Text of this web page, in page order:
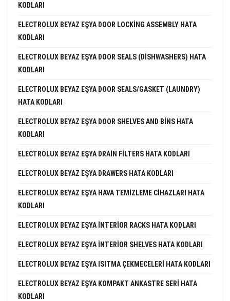
KODLARI
ELECTROLUX BEYAZ EŞYA DOOR LOCKING ASSEMBLY HATA
KODLARI
ELECTROLUX BEYAZ EŞYA DOOR SEALS (DISHWASHERS) HATA
KODLARI
ELECTROLUX BEYAZ EŞYA DOOR SEALS/GASKET (LAUNDRY)
HATA KODLARI
ELECTROLUX BEYAZ EŞYA DOOR SHELVES AND BINS HATA
KODLARI
ELECTROLUX BEYAZ EŞYA DRAIN FILTERS HATA KODLARI
ELECTROLUX BEYAZ EŞYA DRAWERS HATA KODLARI
ELECTROLUX BEYAZ EŞYA HAVA TEMIZLEME CIHAZLARI HATA
KODLARI
ELECTROLUX BEYAZ EŞYA INTERIOR RACKS HATA KODLARI
ELECTROLUX BEYAZ EŞYA INTERIOR SHELVES HATA KODLARI
ELECTROLUX BEYAZ EŞYA ISITMA ÇEKMECELERI HATA KODLARI
ELECTROLUX BEYAZ EŞYA KOMPAKT ANKASTRE SERI HATA
KODLARI